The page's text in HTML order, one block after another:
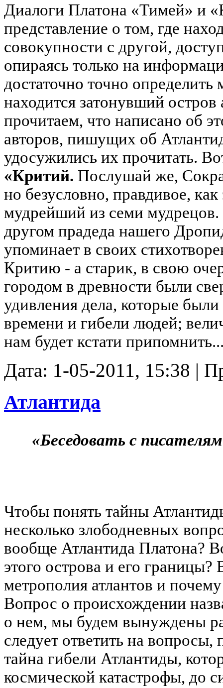
Диалоги Платона «Тимей» и
представление о том, где
совокупности с другой,
опираясь только на
достаточно точно определить
находится затонувший
прочитаем, что написано об
авторов, пишущих об
удосужились их прочитать.
«Критий. Послушай же,
но безусловно, правдивое,
мудрейший из семи
другом прадеда нашего
упоминает в своих
Критию - а старик, в свою
городом в древности были
удивления дела, которые
времени и гибели людей;
нам будет кстати
Дата: 1-05-2011, 15:38 |
Атлантида
«Беседовать с
Чтобы понять тайны
несколько злободневных
вообще Атлантида Платона?
этого острова и его границы?
метрополия атлантов и
Вопрос о происхождении
о нем, мы будем вынуждены
следует ответить на
тайна гибели Атлантиды,
космической катастрофы, до